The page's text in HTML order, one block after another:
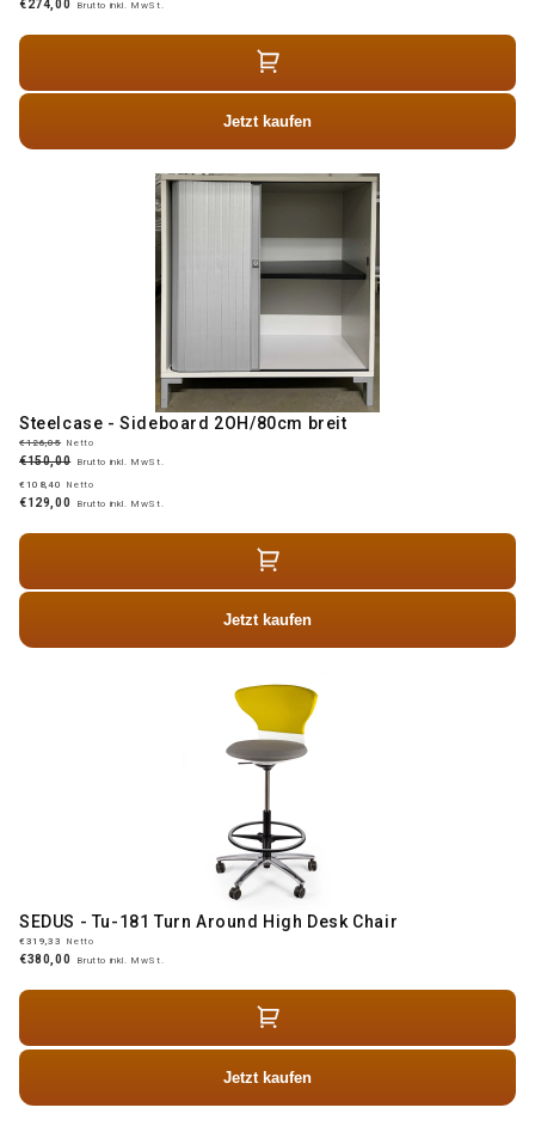
€274,00 Brutto inkl. MwSt.
Jetzt kaufen
Steelcase - Sideboard 2OH/80cm breit
€126,05 Netto
€150,00 Brutto inkl. MwSt.
€108,40
Netto
€129,00 Brutto inkl. MwSt.
Jetzt kaufen
SEDUS - Tu-181 Turn Around High Desk Chair
€319,33 Netto
€380,00 Brutto inkl. MwSt.
Jetzt kaufen